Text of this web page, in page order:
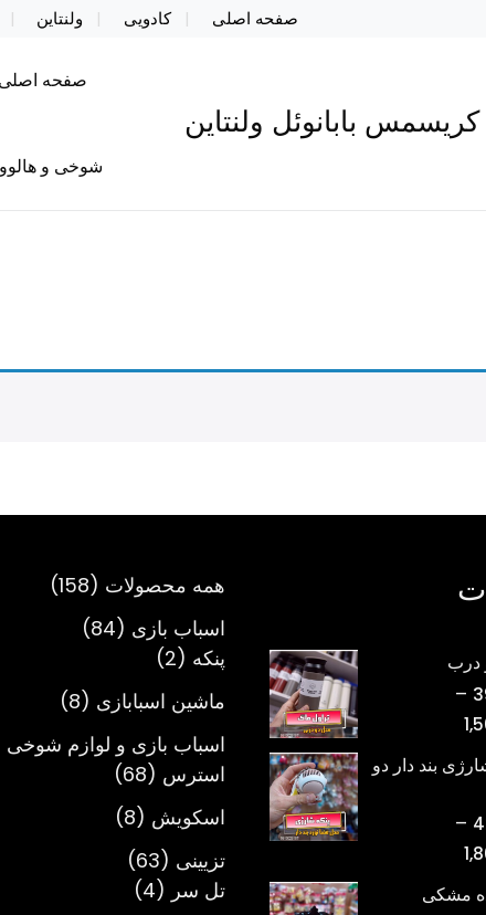
صفحه اصلی کادویی ولنتاین
بابانوئل ولنتاین
صفحه
شوخی و
درب
–
محدوده
تومان398,000
تومان1,500,000
بند دار دو
–
محدوده
قیمت:
مشکی
همه محصولات 158
158
اسباب بازی 84
84
پنکه 2
2
محصول
ماشین اسبابازی 8
8
اسباب بازی و لوازم
استرس
68
68
محصول
اسکویش 8
8
تزیینی 63
63
محصول
تل سر 4
4